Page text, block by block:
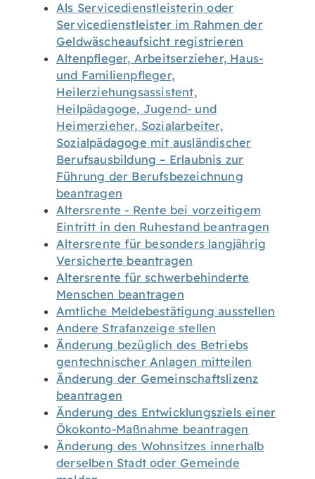
Als Servicedienstleisterin oder
Servicedienstleister im Rahmen der
Geldwäscheaufsicht registrieren
Altenpfleger, Arbeitserzieher, Haus-
und Familienpfleger,
Heilerziehungsassistent,
Heilpädagoge, Jugend- und
Heimerzieher, Sozialarbeiter,
Sozialpädagoge mit ausländischer
Berufsausbildung – Erlaubnis zur
Führung der Berufsbezeichnung
beantragen
Altersrente - Rente bei vorzeitigem
Eintritt in den Ruhestand beantragen
Altersrente für besonders langjährig
Versicherte beantragen
Altersrente für schwerbehinderte
Menschen beantragen
Amtliche Meldebestätigung ausstellen
Andere Strafanzeige stellen
Änderung bezüglich des Betriebs
gentechnischer Anlagen mitteilen
Änderung der Gemeinschaftslizenz
beantragen
Änderung des Entwicklungsziels einer
Ökokonto-Maßnahme beantragen
Änderung des Wohnsitzes innerhalb
derselben Stadt oder Gemeinde